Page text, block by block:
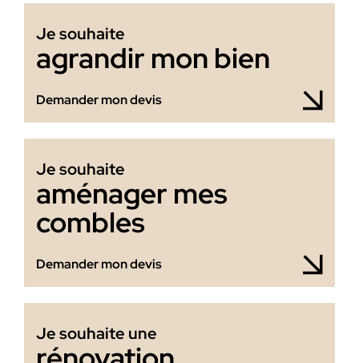
Je souhaite
agrandir mon bien
Demander mon devis
Je souhaite
aménager mes
combles
Demander mon devis
Je souhaite une